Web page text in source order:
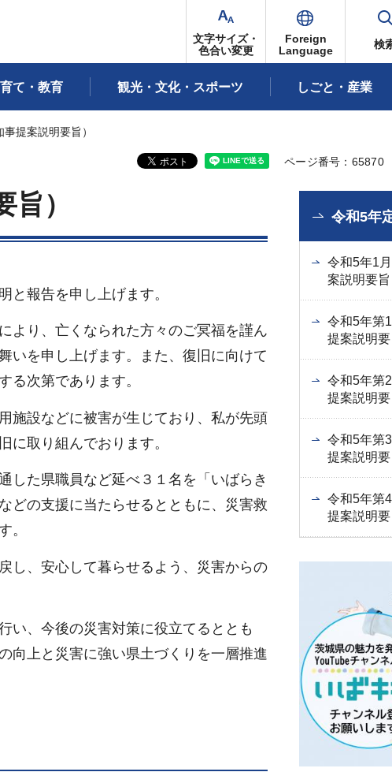
文字サイズ・
色合い変更
Foreign
Language
検
て・教育 観光・文化・スポーツ しごと・産業
提案説明要旨）
ページ番号：65870
）
と報告を申し上げます。
より、亡くなられた方々のご冥福を謹ん
いを申し上げます。また、復旧に向けて
る次第であります。
施設などに被害が生じており、私が先頭
に取り組んでおります。
した県職員など延べ３１名を「いばらき
どの支援に当たらせるとともに、災害救
。
し、安心して暮らせるよう、災害からの
い、今後の災害対策に役立てるととも
向上と災害に強い県土づくりを一層推進
令和5年
令和5年1
案説明要旨
令和5年第
提案説明要
令和5年第
提案説明要
令和5年第
提案説明要
令和5年第
提案説明要